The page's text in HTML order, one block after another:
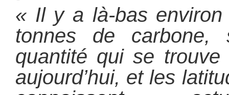
« Il y a là-bas
tonnes de
quantité qui se trouve
aujourd’hui, et les